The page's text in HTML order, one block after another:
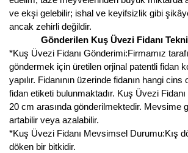
ve ekşi gelebilir; ishal ve keyifsizlik gibi
ancak zehirli değildir.
Gönderilen Kuş Üvezi Fidanı
*Kuş Üvezi Fidanı Gönderimi:Firmamız
göndermek için üretilen orjinal patentli fidan
yapılır. Fidanının üzerinde fidanın hangi
fidan etiketi bulunmaktadır. Kuş Üvezi
20 cm arasında gönderilmektedir. Mevsime
artabilir veya azalabilir.
*Kuş Üvezi Fidanı Mevsimsel Durumu:Kış
döken bir bitkidir.
Kuşburnu Fidanı
Liçi Fidanı
Longan Fidanı
Malta Eriği Fidanı
Mango Fidanı
Melez Meyveler